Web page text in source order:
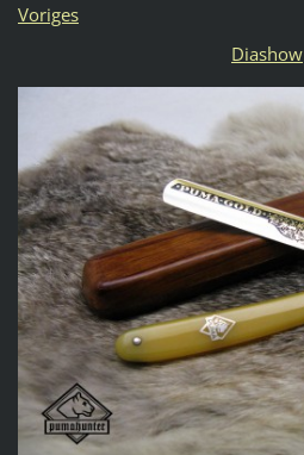
Voriges
Diashow